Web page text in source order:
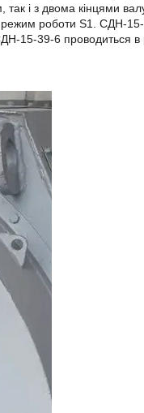
і з двома кінцями
роботи S1. СДН-
15-39-6 проводиться в